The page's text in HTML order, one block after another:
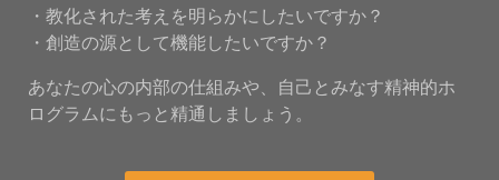
・教化された考えを明らかにしたいですか？
・創造の源として機能したいですか？
あなたの心の内部の仕組みや、自己とみなす精神的ホ
ログラムにもっと精通しましょう。